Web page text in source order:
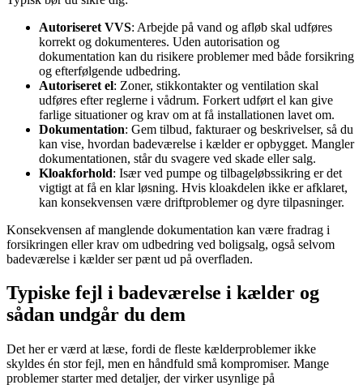
Autoriseret VVS: Arbejde på vand og afløb skal udføres
korrekt og dokumenteres. Uden autorisation og
dokumentation kan du risikere problemer med både forsikring
og efterfølgende udbedring.
Autoriseret el: Zoner, stikkontakter og ventilation skal
udføres efter reglerne i vådrum. Forkert udført el kan give
farlige situationer og krav om at få installationen lavet om.
Dokumentation: Gem tilbud, fakturaer og beskrivelser, så du
kan vise, hvordan badeværelse i kælder er opbygget. Mangler
dokumentationen, står du svagere ved skade eller salg.
Kloakforhold: Især ved pumpe og tilbageløbssikring er det
vigtigt at få en klar løsning. Hvis kloakdelen ikke er afklaret,
kan konsekvensen være driftproblemer og dyre tilpasninger.
Konsekvensen af manglende dokumentation kan være fradrag i
forsikringen eller krav om udbedring ved boligsalg, også selvom
badeværelse i kælder ser pænt ud på overfladen.
Typiske fejl i badeværelse i kælder og
sådan undgår du dem
Det her er værd at læse, fordi de fleste kælderproblemer ikke
skyldes én stor fejl, men en håndfuld små kompromiser. Mange
problemer starter med detaljer, der virker usynlige på